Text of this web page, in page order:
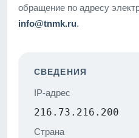
обращение по адресу
info@tnmk.ru.
СВЕДЕНИЯ
IP-адрес
216.73.216.200
Страна